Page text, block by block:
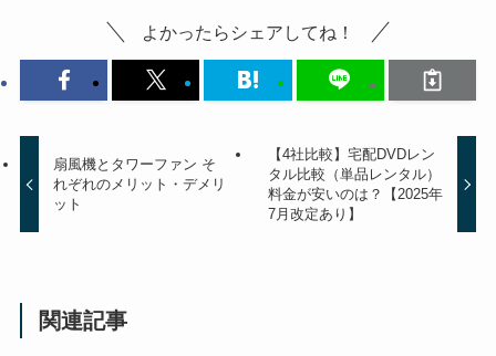
よかったらシェアしてね！
扇風機とタワーファン そ
れぞれのメリット・デメリ
ット
【4社比較】宅配DVDレン
タル比較（単品レンタル）
料金が安いのは？【2025年
7月改定あり】
関連記事